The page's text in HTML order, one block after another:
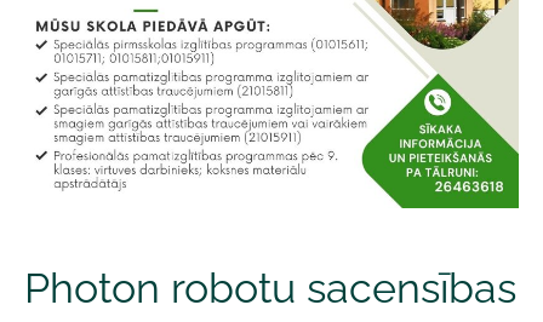
Photon robotu sacensības